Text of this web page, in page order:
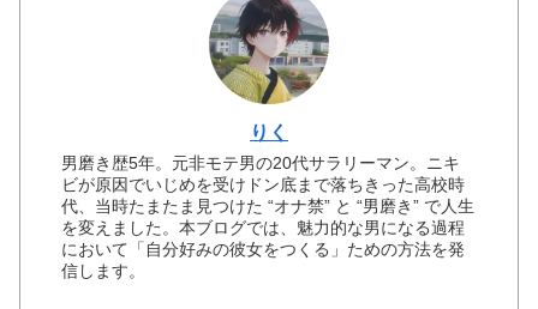
りく
男磨き歴5年。元非モテ男の20代サラリーマン。ニキ
ビが原因でいじめを受けドン底まで落ちきった高校時
代、当時たまたま見つけた “オナ禁” と “男磨き” で人生
を変えました。本ブログでは、魅力的な男になる過程
において「自分好みの彼女をつくる」ための方法を発
信します。